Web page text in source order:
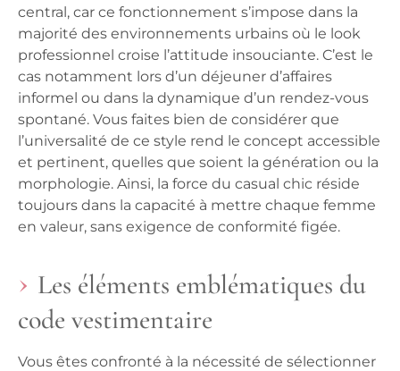
central, car ce fonctionnement s’impose dans la
majorité des environnements urbains où le look
professionnel croise l’attitude insouciante. C’est le
cas notamment lors d’un déjeuner d’affaires
informel ou dans la dynamique d’un rendez-vous
spontané. Vous faites bien de considérer que
l’universalité de ce style rend le concept accessible
et pertinent, quelles que soient la génération ou la
morphologie. Ainsi, la force du casual chic réside
toujours dans la capacité à mettre chaque femme
en valeur, sans exigence de conformité figée.
Les éléments emblématiques du
code vestimentaire
Vous êtes confronté à la nécessité de sélectionner